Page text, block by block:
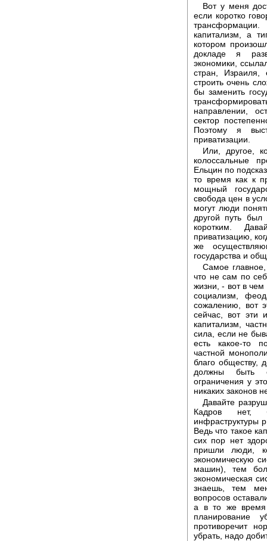
Вот у меня
если коротко
капитализм, а
котором
докладе я
экономики,
стран, Израиля,
строить очень
бы заменить
направлении,
сектор
Поэтому я
приватизации.
Или, другое,
колоссальные
Ельцин по
то время как к
мощный
свобода цен в
могут люди
другой путь
коротким.
приватизацию,
же
государства и
Самое
что не сам по
жизни, - вот в
социализм,
сожалению, вот
сейчас, вот эти
капитализм,
сила, если не
есть какое-то
частной
благо обществу,
должны быть
ограничения у
никаких законов
Давайте
Кадров нет,
инфраструктуры
Ведь что такое
сих пор нет
пришли люди,
экономическую
машин), тем
экономическая
знаешь, тем
вопросов
а в то же время
планирование
противоречит
убрать, надо